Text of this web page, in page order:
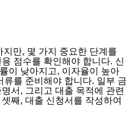
만, 몇 가지 중요한 단계를
점수를 확인해야 합니다. 신
이 낮아지고, 이자율이 높아
를 준비해야 합니다. 일부 금
서, 그리고 대출 목적에 관련
째, 대출 신청서를 작성하여